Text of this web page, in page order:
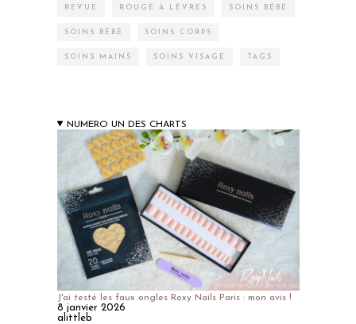
REVUE ROUGE À LÈVRES SOINS BÉBÉ
SOINS BÉBÉ SOINS CORPS
SOINS MAINS SOINS VISAGE TAGS
NUMERO UN DES CHARTS
J'ai testé les faux ongles Roxy Nails Paris : mon avis !
8 janvier 2026
alittleb